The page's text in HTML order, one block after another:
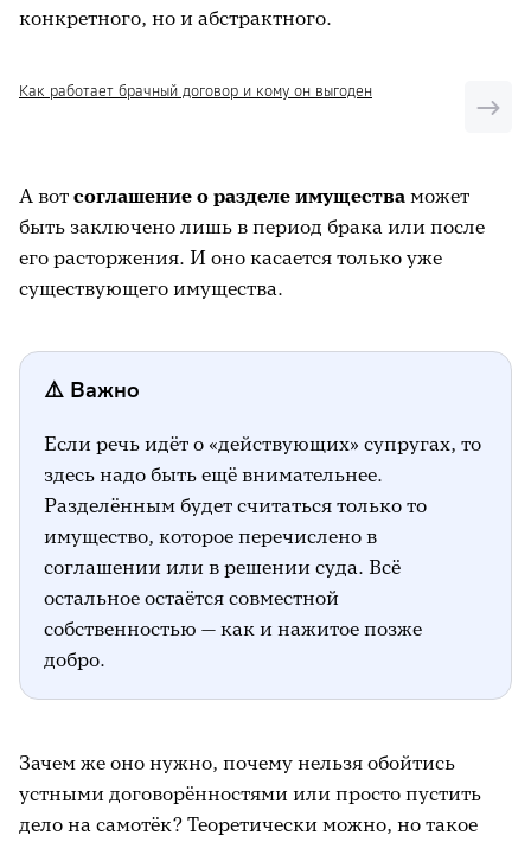
конкретного, но и абстрактного.
Как работает брачный договор и кому он выгоден
А вот соглашение о разделе имущества может
быть заключено лишь в период брака или после
его расторжения. И оно касается только уже
существующего имущества.
⚠️ Важно
Если речь идёт о «действующих» супругах, то
здесь надо быть ещё внимательнее.
Разделённым будет считаться только то
имущество, которое перечислено в
соглашении или в решении суда. Всё
остальное остаётся совместной
собственностью — как и нажитое позже
добро.
Зачем же оно нужно, почему нельзя обойтись
устными договорённостями или просто пустить
дело на самотёк? Теоретически можно, но такое